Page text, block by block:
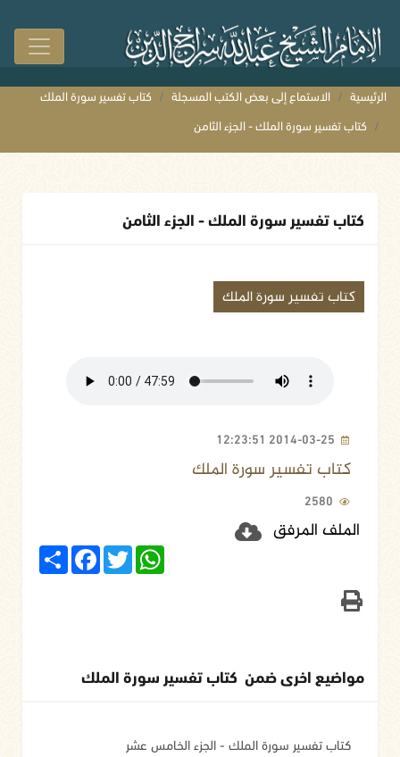
الرئيسية الاستماع إلى بعض الكتب المسجلة
كتاب تفسير سورة الملك
كتاب تفسير سورة الملك - الجزء الثامن
كتاب تفسير سورة الملك - الجزء الثامن
كتاب تفسير سورة الملك
2014-03-25 12:23:51
كتاب تفسير سورة الملك
2580
الملف المرفق
Share
FacebookTwitter
WhatsApp
مواضيع اخرى ضمن كتاب تفسير سورة الملك
كتاب تفسير سورة الملك - الجزء الخامس عشر